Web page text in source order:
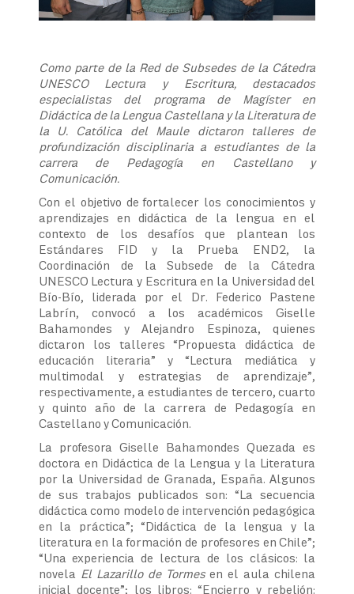
Como parte de la Red de Subsedes de la Cátedra
UNESCO Lectura y Escritura, destacados
especialistas del programa de Magíster en
Didáctica de la Lengua Castellana y la Literatura de
la U. Católica del Maule dictaron talleres de
profundización disciplinaria a estudiantes de la
carrera de Pedagogía en Castellano y
Comunicación.
Con el objetivo de fortalecer los conocimientos y
aprendizajes en didáctica de la lengua en el
contexto de los desafíos que plantean los
Estándares FID y la Prueba END2, la
Coordinación de la Subsede de la Cátedra
UNESCO Lectura y Escritura en la Universidad del
Bío-Bío, liderada por el Dr. Federico Pastene
Labrín, convocó a los académicos Giselle
Bahamondes y Alejandro Espinoza, quienes
dictaron los talleres “Propuesta didáctica de
educación literaria” y “Lectura mediática y
multimodal y estrategias de aprendizaje”,
respectivamente, a estudiantes de tercero, cuarto
y quinto año de la carrera de Pedagogía en
Castellano y Comunicación.
La profesora Giselle Bahamondes Quezada es
doctora en Didáctica de la Lengua y la Literatura
por la Universidad de Granada, España. Algunos
de sus trabajos publicados son: “La secuencia
didáctica como modelo de intervención pedagógica
en la práctica”; “Didáctica de la lengua y la
literatura en la formación de profesores en Chile”;
“Una experiencia de lectura de los clásicos: la
novela El Lazarillo de Tormesen el aula chilena
inicial docente”; los libros: “Encierro y rebelión: